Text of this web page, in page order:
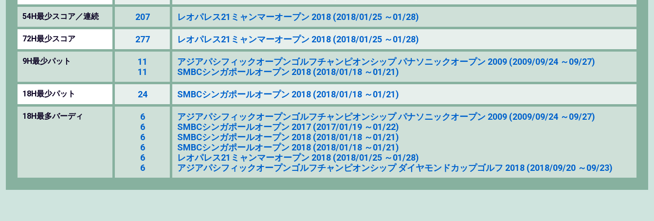
54H最少スコア／連続 207 レオパレス21ミャンマーオープン 2018 (2018/01/25 ～01/28)
72H最少スコア 277 レオパレス21ミャンマーオープン 2018 (2018/01/25 ～01/28)
9H最少パット
11
11
アジアパシフィックオープンゴルフチャンピオンシップ パナソニックオープン 2009 (2009/09/24 ～09/27)
SMBCシンガポールオープン 2018 (2018/01/18 ～01/21)
18H最少パット 24 SMBCシンガポールオープン 2018 (2018/01/18 ～01/21)
18H最多バーディ
6
6
6
6
6
6
アジアパシフィックオープンゴルフチャンピオンシップ パナソニックオープン 2009 (2009/09/24 ～09/27)
SMBCシンガポールオープン 2017 (2017/01/19 ～01/22)
SMBCシンガポールオープン 2018 (2018/01/18 ～01/21)
SMBCシンガポールオープン 2018 (2018/01/18 ～01/21)
レオパレス21ミャンマーオープン 2018 (2018/01/25 ～01/28)
アジアパシフィックオープンゴルフチャンピオンシップ ダイヤモンドカップゴルフ 2018 (2018/09/20 ～09/23)